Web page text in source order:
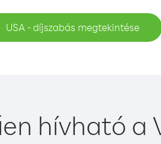
USA - díjszabás megtekintése
hívható a